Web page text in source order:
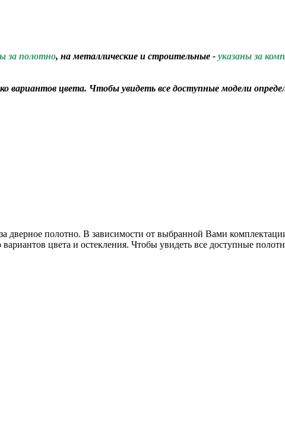
за полотно, на металлические и строительные - указаны за
вариантов цвета. Чтобы увидеть все доступные модели
дверное полотно. В зависимости от выбранной Вами
цвета и остекления. Чтобы увидеть все доступные